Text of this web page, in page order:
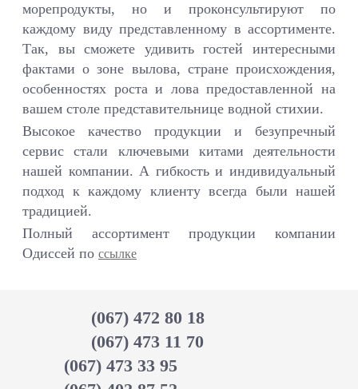
морепродукты, но и проконсультируют по
каждому виду представленному в ассортименте.
Так, вы сможете удивить гостей интересными
фактами о зоне вылова, стране происхождения,
особенностях роста и лова предоставленной на
вашем столе представительнице водной стихии.
Высокое качество продукции и безупречный
сервис стали ключевыми китами деятельности
нашей компании. А гибкость и индивидуальный
подход к каждому клиенту всегда были нашей
традицией.
Полный ассортимент продукции компании
Одиссей по ссылке
(067) 472 80 18
(067) 473 11 70
(067) 473 33 95